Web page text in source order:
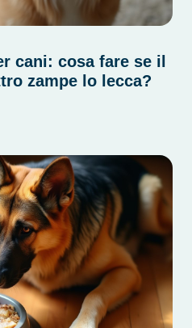
cani: cosa fare se il
zampe lo lecca?